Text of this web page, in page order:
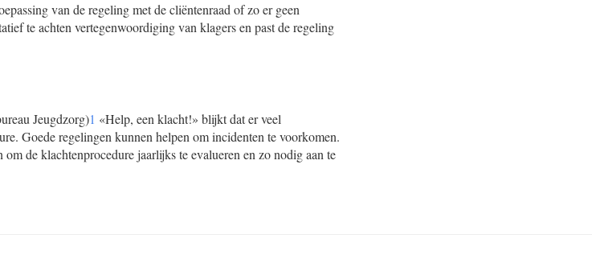
van de regeling met de cliëntenraad of zo er geen
te achten vertegenwoordiging van klagers en past de regeling
Jeugdzorg)1 «Help, een klacht!» blijkt dat er veel
Goede regelingen kunnen helpen om incidenten te voorkomen.
de klachtenprocedure jaarlijks te evalueren en zo nodig aan te